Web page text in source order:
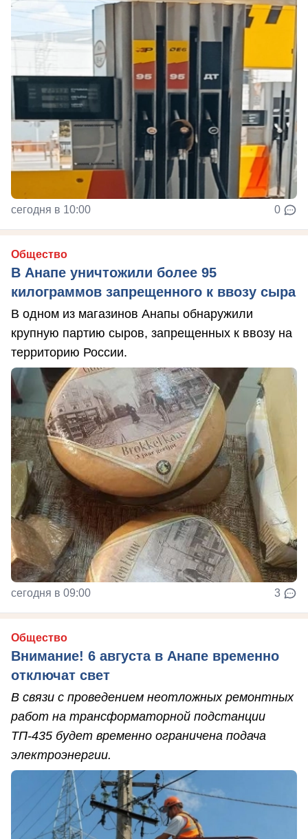
сегодня в 10:00 0
Общество
В Анапе уничтожили более 95
килограммов запрещенного к ввозу сыра
В одном из магазинов Анапы обнаружили
крупную партию сыров, запрещенных к ввозу на
территорию России.
сегодня в 09:00 3
Общество
Внимание! 6 августа в Анапе временно
отключат свет
В связи с проведением неотложных ремонтных
работ на трансформаторной подстанции
ТП-435 будет временно ограничена подача
электроэнергии.